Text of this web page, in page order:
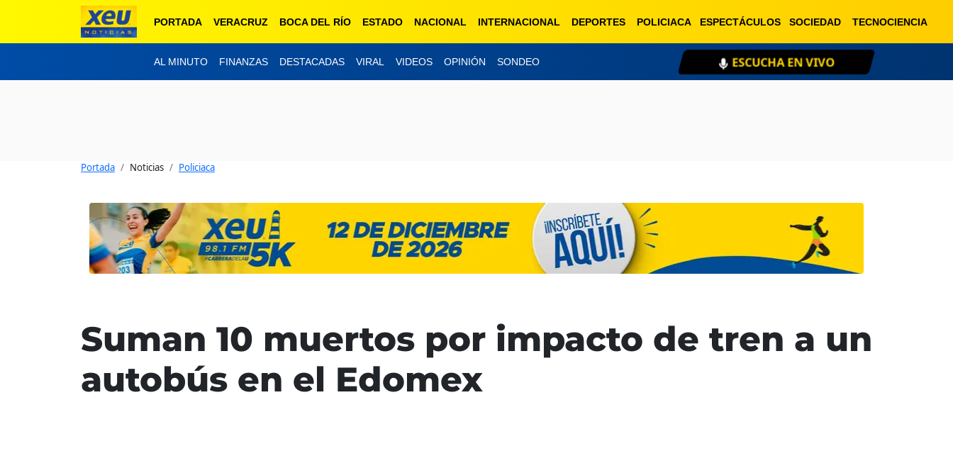
PORTADA VERACRUZ BOCA DEL RÍO ESTADO NACIONAL INTERNACIONAL DEPORTES POLICIACA ESPECTÁCULOS SOCIEDAD TECNOCIENCIA
AL MINUTO FINANZAS DESTACADAS VIRAL VIDEOS OPINIÓN SONDEO ESCUCHA EN VIVO
Portada Noticias Policiaca
Suman 10 muertos por impacto de tren a un
autobús en el Edomex